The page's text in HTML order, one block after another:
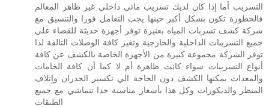
التسريب أما إذا كان لديك تسريب مائي داخلي غير ظاهر المعالم
فالخطورة تكون بشكل أكبر حينها يجب التعامل فورا والتنسيق مع
شركة كشف تسربات المياه بعنيزة توفر أجهزة حديثة للقضاء علي
جميع التسريبات الداخلية والخارجية وتغير كافة الوصلات التالفة لذا
توفر الشركة مجموعة كبيرة من الأجهزة الخاصة بالكشف عن كافة
أنواع التسريبات سواء كانت ظاهرة أم لا كما أن كافة الخامات
والمعدات يمكنها الكشف دون الحاجة الي تكسير الجدران وإتلاف
المنظر والديكورات وكل هذا بأسعار مناسبة جدا تتماشي مع جميع
الطبقات